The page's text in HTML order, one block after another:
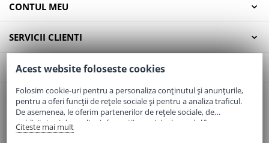
CONTUL MEU
SERVICII CLIENTI
CONTACT
Email:office@elaptepraf.ro
Telefon:0745-964-449
Adresa:Sos. Borsului, Nr. 20, Oradea, Jud. Bihor
Acest website foloseste cookies
Folosim cookie-uri pentru a personaliza conținutul și anunțurile,
pentru a oferi funcții de rețele sociale și pentru a analiza traficul.
De asemenea, le oferim partenerilor de rețele sociale, de
publicitate și de analize informații cu privire la modul în care
folosiți site-ul nostru. Aceștia le pot combina cu alte informații
Citeste mai mult